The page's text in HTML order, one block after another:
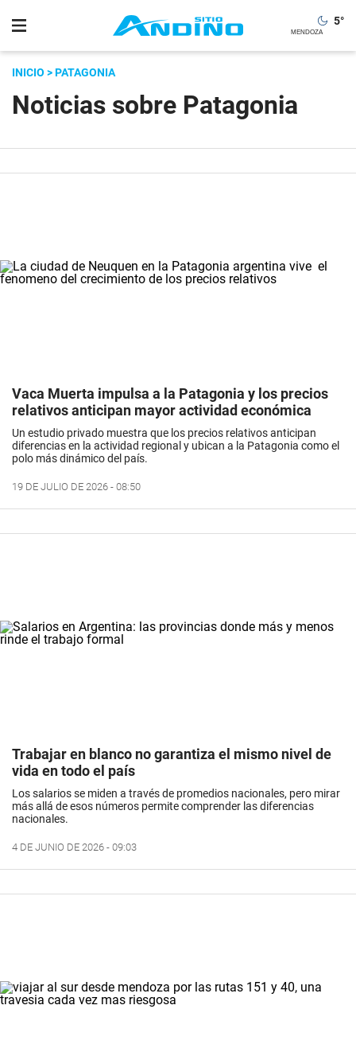
5°
INICIO > PATAGONIA
Noticias sobre Patagonia
Vaca Muerta impulsa a la Patagonia y los precios
relativos anticipan mayor actividad económica
Un estudio privado muestra que los precios relativos anticipan
diferencias en la actividad regional y ubican a la Patagonia como el
polo más dinámico del país.
19 DE JULIO DE 2026 - 08:50
Trabajar en blanco no garantiza el mismo nivel de
vida en todo el país
Los salarios se miden a través de promedios nacionales, pero mirar
más allá de esos números permite comprender las diferencias
nacionales.
4 DE JUNIO DE 2026 - 09:03